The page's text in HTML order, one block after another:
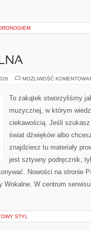
MOŻLIWOŚĆ
To zakątek stworzyliśmy
muzycznej, w którym
ciekawością. Jeśli
świat dźwięków albo
znajdziesz tu materiały
jest sztywny podręcznik,
Nowości na stronie
Wokalne. W centrum
STYL